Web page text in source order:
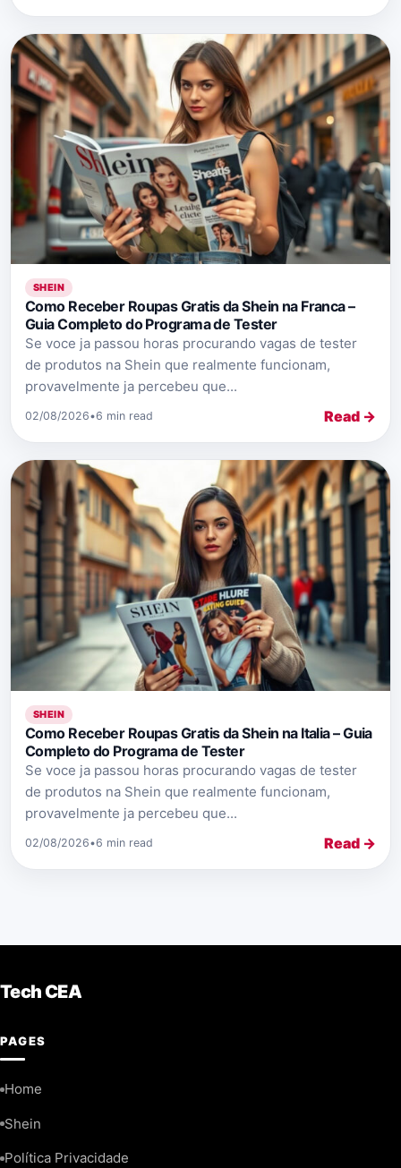
SHEIN
Como Receber Roupas Gratis da Shein na Franca –
Guia Completo do Programa de Tester
Se voce ja passou horas procurando vagas de tester
de produtos na Shein que realmente funcionam,
provavelmente ja percebeu que...
02/08/2026•6 min read Read →
SHEIN
Como Receber Roupas Gratis da Shein na Italia – Guia
Completo do Programa de Tester
Se voce ja passou horas procurando vagas de tester
de produtos na Shein que realmente funcionam,
provavelmente ja percebeu que...
02/08/2026•6 min read Read →
Tech CEA
PAGES
Home
Shein
Política Privacidade